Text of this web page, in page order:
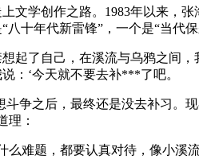
文学创作之路。1983年以来，
八十年代新雷锋”，一个是“当代
起了自己，在溪流与乌鸦之间
：‘今天就不要去补***了吧。
斗争之后，最终还是没去补习。
理：
难题，都要认真对待，像小溪